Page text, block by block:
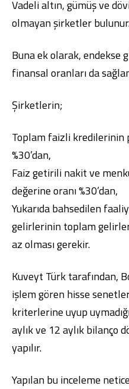
Vadeli altın, gümüş ve
olmayan şirketler
Buna ek olarak, endekse
finansal oranları da
Şirketlerin;
Toplam faizli kredilerinin
%30’dan,
Faiz getirili nakit ve
değerine oranı %30’dan,
Yukarıda bahsedilen
gelirlerinin toplam
az olması gerekir.
Kuveyt Türk tarafından,
işlem gören hisse
kriterlerine uyup
aylık ve 12 aylık bilanço
yapılır.
Yapılan bu inceleme